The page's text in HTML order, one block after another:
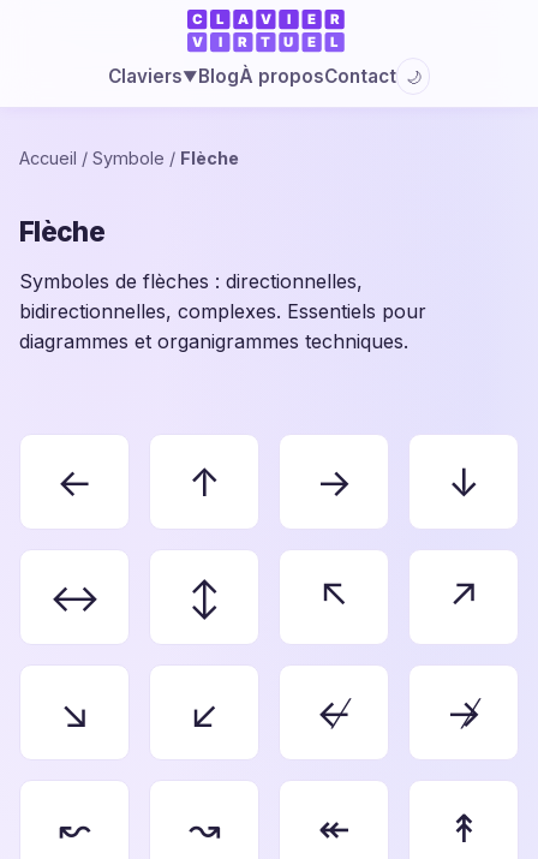
Claviers▼BlogÀ proposContact 🌙
Accueil / Symbole / Flèche
Flèche
Symboles de flèches : directionnelles,
bidirectionnelles, complexes. Essentiels pour
diagrammes et organigrammes techniques.
← ↑ → ↓
↔ ↕ ↖ ↗
↘ ↙ ↚ ↛
↜ ↝ ↞ ↟